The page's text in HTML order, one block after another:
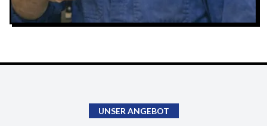
UNSER ANGEBOT